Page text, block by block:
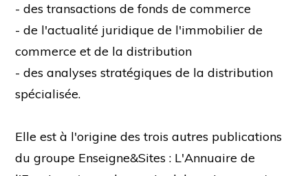
- des transactions de fonds de commerce
- de l'actualité juridique de l'immobilier de
commerce et de la distribution
- des analyses stratégiques de la distribution
spécialisée.
Elle est à l'origine des trois autres publications
du groupe Enseigne&Sites : L'Annuaire de